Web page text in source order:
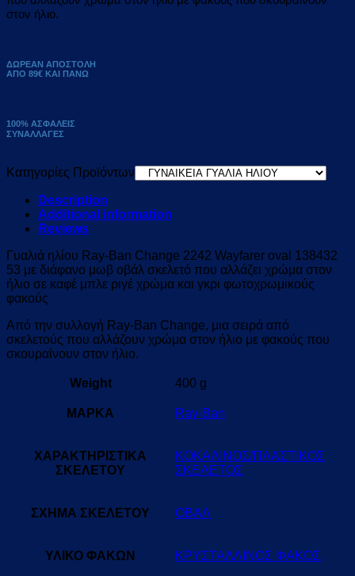
στον ήλιο.
ΔΩΡΕΑΝ ΑΠΟΣΤΟΛΗ
ΑΠΟ 89€ ΚΑΙ ΠΑΝΩ
100% ΑΣΦΑΛΕΙΣ
ΣΥΝΑΛΛΑΓΕΣ
Κατηγορίες Προϊόντων
Description
Additional information
Reviews
Γυαλιά ηλίου Ray-Ban Change 2242 Wayfarer oval 138432
53 με διάφανο μωβ οβάλ σκελετό που αλλάζει χρώμα στον
ήλιο σε καφέ μπλε ριγέ χρώμα και γκρι φωτοχρωμικούς
φακούς
Από την συλλογή Ray-Ban Change, μια σειρά από
σκελετούς που αλλάζουν χρώμα στον ήλιο με φακούς που
σκουραίνουν στον ήλιο.
Weight 400 g
ΜΑΡΚΑ Ray-Ban
ΧΑΡΑΚΤΗΡΙΣΤΙΚΑ
ΣΚΕΛΕΤΟΥ
ΚΟΚΑΛΙΝΟΣ/ΠΛΑΣΤΙΚΟΣ
ΣΚΕΛΕΤΟΣ
ΣΧΗΜΑ ΣΚΕΛΕΤΟΥ ΟΒΑΛ
ΥΛΙΚΟ ΦΑΚΩΝ ΚΡΥΣΤΑΛΛΙΝΟΣ ΦΑΚΟΣ